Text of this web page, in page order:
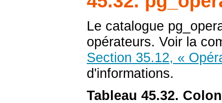
Le catalogue
opérateurs. Voir la
Section 35.12, «
d'informations.
Tableau 45.32.